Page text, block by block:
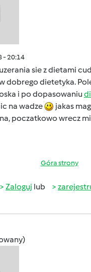
- 20:14
sie z dietami
dobrego dietetyka.
i po dopasowaniu
na wadze
jakas
poczatkowo wrecz
Góra strony
Zaloguj lub